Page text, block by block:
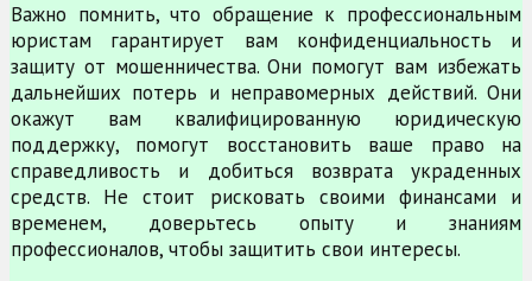
Важно помнить, что обращение к профессиональным
юристам гарантирует вам конфиденциальность и
защиту от мошенничества. Они помогут вам избежать
дальнейших потерь и неправомерных действий. Они
окажут вам квалифицированную юридическую
поддержку, помогут восстановить ваше право на
справедливость и добиться возврата украденных
средств. Не стоит рисковать своими финансами и
временем, доверьтесь опыту и знаниям
профессионалов, чтобы защитить свои интересы.